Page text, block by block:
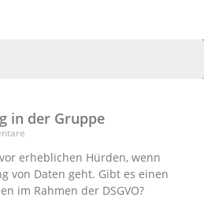
in der Gruppe
erheblichen Hürden, wenn
von Daten geht. Gibt es einen
im Rahmen der DSGVO?